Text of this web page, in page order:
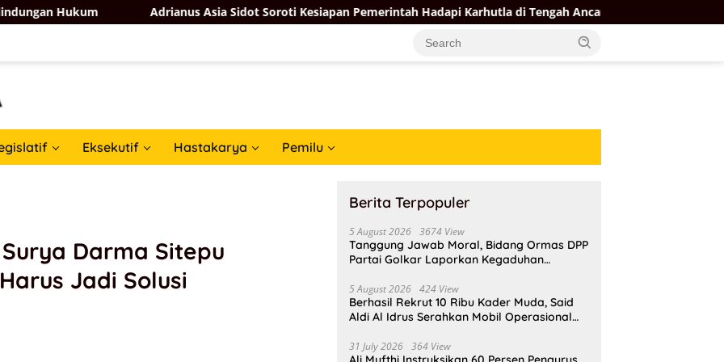
Adrianus Asia Sidot Soroti Kesiapan Pemerintah Hadapi Karhutla di Tengah Ancaman El Nino
Eksekutif Hastakarya Pemilu
Darma Sitepu
Jadi Solusi
Berita Terpopuler
5 August 2026 3674 View
Tanggung Jawab Moral, Bidang Ormas DPP
Partai Golkar Laporkan Kegaduhan
5 August 2026 424 View
Berhasil Rekrut 10 Ribu Kader Muda, Said
Aldi Al Idrus Serahkan Mobil Operasional
31 July 2026 364 View